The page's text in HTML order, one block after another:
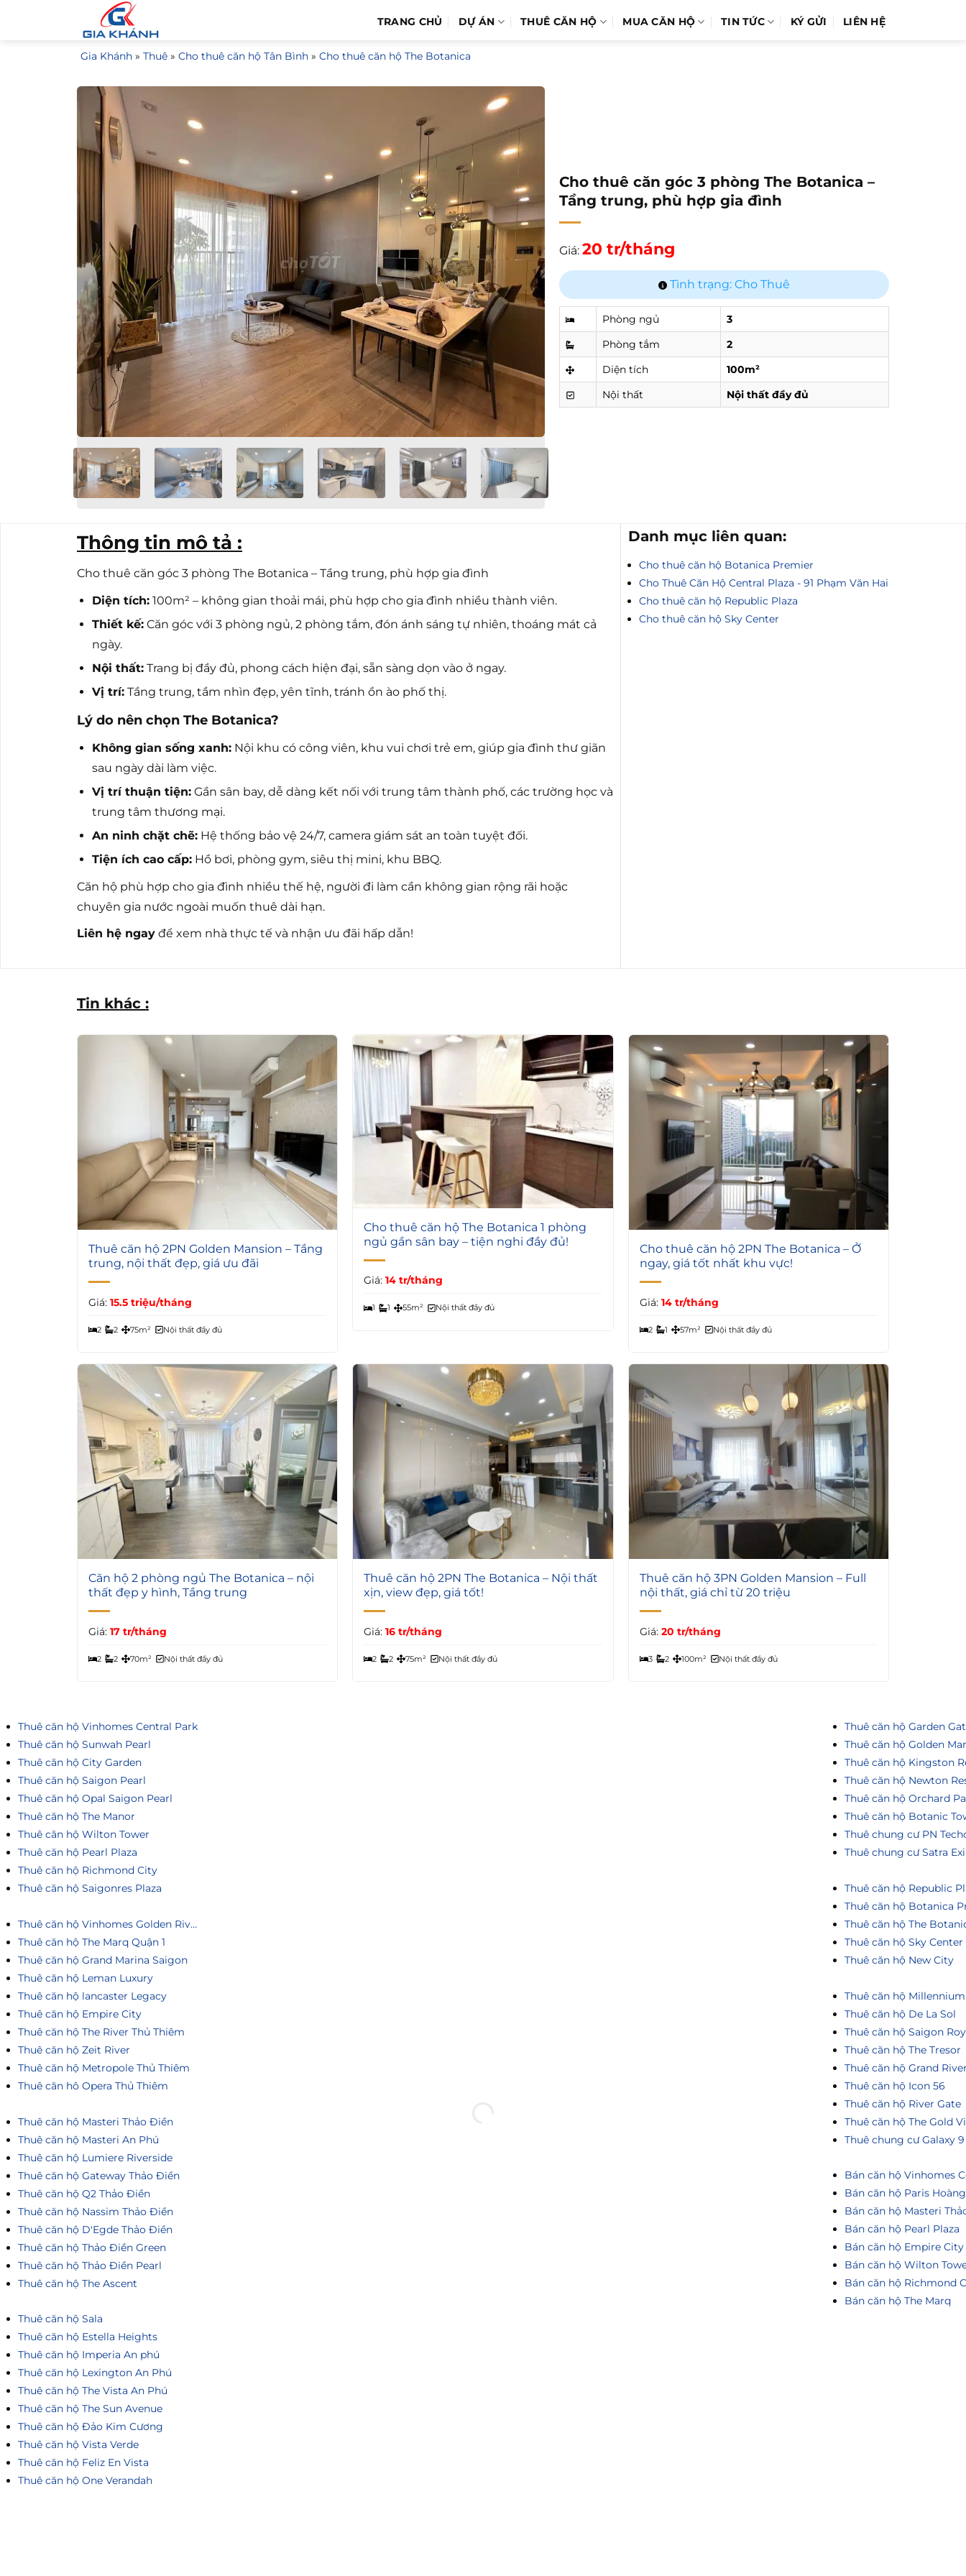
TRANG CHỦ DỰ ÁN THUÊ CĂN HỘ MUA CĂN HỘ TIN TỨC KÝ GỬI LIÊN HỆ
Gia Khánh » Thuê » Cho thuê căn hộ Tân Bình » Cho thuê căn hộ The Botanica
Cho thuê căn góc 3 phòng The Botanica –
Tầng trung, phù hợp gia đình
Giá: 20 tr/tháng
Tình trạng: Cho Thuê
Phòng ngủ
3
Phòng tắm
2
Diện tích
100m²
Nội thất
Nội thất đầy đủ
Thông tin mô tả :
Cho thuê căn góc 3 phòng The Botanica – Tầng trung, phù hợp gia đình
Diện tích:100m² – không gian thoải mái, phù hợp cho gia đình nhiều thành viên.
Thiết kế:Căn góc với 3 phòng ngủ, 2 phòng tắm, đón ánh sáng tự nhiên, thoáng mát cả
ngày.
Nội thất:Trang bị đầy đủ, phong cách hiện đại, sẵn sàng dọn vào ở ngay.
Vị trí:Tầng trung, tầm nhìn đẹp, yên tĩnh, tránh ồn ào phố thị.
Lý do nên chọn The Botanica?
Không gian sống xanh:Nội khu có công viên, khu vui chơi trẻ em, giúp gia đình thư giãn
sau ngày dài làm việc.
Vị trí thuận tiện:Gần sân bay, dễ dàng kết nối với trung tâm thành phố, các trường học và
trung tâm thương mại.
An ninh chặt chẽ:Hệ thống bảo vệ 24/7, camera giám sát an toàn tuyệt đối.
Tiện ích cao cấp:Hồ bơi, phòng gym, siêu thị mini, khu BBQ.
Căn hộ phù hợp cho gia đình nhiều thế hệ, người đi làm cần không gian rộng rãi hoặc
chuyên gia nước ngoài muốn thuê dài hạn.
Liên hệ ngay để xem nhà thực tế và nhận ưu đãi hấp dẫn!
Danh mục liên quan:
Cho thuê căn hộ Botanica Premier
Cho Thuê Căn Hộ Central Plaza - 91 Phạm Văn Hai
Cho thuê căn hộ Republic Plaza
Cho thuê căn hộ Sky Center
Tin khác :
6
Thuê căn hộ 2PN Golden Mansion – Tầng
trung, nội thất đẹp, giá ưu đãi
Giá: 15.5 triệu/tháng
2 2 75m² Nội thất đầy đủ
4
Cho thuê căn hộ The Botanica 1 phòng
ngủ gần sân bay – tiện nghi đầy đủ!
Giá:14 tr/tháng
1 1 55m² Nội thất đầy đủ
6
Cho thuê căn hộ 2PN The Botanica – Ở
ngay, giá tốt nhất khu vực!
Giá: 14 tr/tháng
2 1 57m² Nội thất đầy đủ
7
Căn hộ 2 phòng ngủ The Botanica – nội
thất đẹp y hình, Tầng trung
Giá: 17 tr/tháng
2 2 70m² Nội thất đầy đủ
4
Thuê căn hộ 2PN The Botanica – Nội thất
xịn, view đẹp, giá tốt!
Giá:16 tr/tháng
2 2 75m² Nội thất đầy đủ
4
Thuê căn hộ 3PN Golden Mansion – Full
nội thất, giá chỉ từ 20 triệu
Giá: 20 tr/tháng
3 2 100m² Nội thất đầy đủ
Thuê căn hộ Vinhomes Central Park
Thuê căn hộ Sunwah Pearl
Thuê căn hộ City Garden
Thuê căn hộ Saigon Pearl
Thuê căn hộ Opal Saigon Pearl
Thuê căn hộ The Manor
Thuê căn hộ Wilton Tower
Thuê căn hộ Pearl Plaza
Thuê căn hộ Richmond City
Thuê căn hộ Saigonres Plaza
Thuê căn hộ Vinhomes Golden River
Thuê căn hộ The Marq Quận 1
Thuê căn hộ Grand Marina Saigon
Thuê căn hộ Leman Luxury
Thuê căn hộ lancaster Legacy
Thuê căn hộ Empire City
Thuê căn hộ The River Thủ Thiêm
Thuê căn hộ Zeit River
Thuê căn hộ Metropole Thủ Thiêm
Thuê căn hô Opera Thủ Thiêm
Thuê căn hộ Masteri Thảo Điền
Thuê căn hộ Masteri An Phú
Thuê căn hộ Lumiere Riverside
Thuê căn hộ Gateway Thảo Điền
Thuê căn hộ Q2 Thảo Điền
Thuê căn hộ Nassim Thảo Điền
Thuê căn hộ D'Egde Thảo Điền
Thuê căn hộ Thảo Điền Green
Thuê căn hộ Thảo Điền Pearl
Thuê căn hộ The Ascent
Thuê căn hộ Sala
Thuê căn hộ Estella Heights
Thuê căn hộ Imperia An phú
Thuê căn hộ Lexington An Phú
Thuê căn hộ The Vista An Phú
Thuê căn hộ The Sun Avenue
Thuê căn hộ Đảo Kim Cương
Thuê căn hộ Vista Verde
Thuê căn hộ Feliz En Vista
Thuê căn hộ One Verandah
Thuê căn hộ Garden
Thuê căn hộ Golden
Thuê căn hộ Kingston
Thuê căn hộ Newton
Thuê căn hộ Orchard
Thuê căn hộ Botanic
Thuê chung cư PN
Thuê chung cư Satra
Thuê căn hộ Republic
Thuê căn hộ Botanica
Thuê căn hộ The
Thuê căn hộ Sky Center
Thuê căn hộ New City
Thuê căn hộ Millennium
Thuê căn hộ De La Sol
Thuê căn hộ Saigon
Thuê căn hộ The Tresor
Thuê căn hộ Grand
Thuê căn hộ Icon 56
Thuê căn hộ River Gate
Thuê căn hộ The Gold
Thuê chung cư Galaxy 9
Bán căn hộ Vinhomes
Bán căn hộ Paris
Bán căn hộ Masteri
Bán căn hộ Pearl Plaza
Bán căn hộ Empire City
Bán căn hộ Wilton
Bán căn hộ Richmond
Bán căn hộ The Marq